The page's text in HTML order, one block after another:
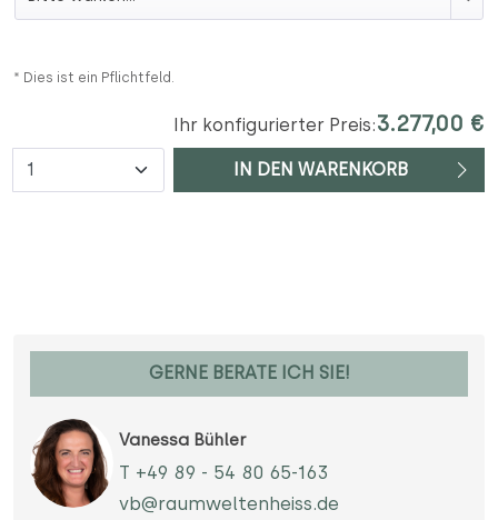
* Dies ist ein Pflichtfeld.
Ihr konfigurierter Preis:3.277,00 €
Anzahl IN DEN WARENKORB
GERNE BERATE ICH SIE!
Vanessa Bühler
T +49 89 - 54 80 65-163
vb@raumweltenheiss.de